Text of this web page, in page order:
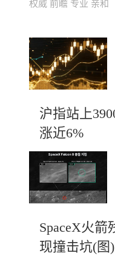
权威 前瞻 专业 亲和
沪指站上
涨近6%
SpaceX火箭
现撞击坑(图)